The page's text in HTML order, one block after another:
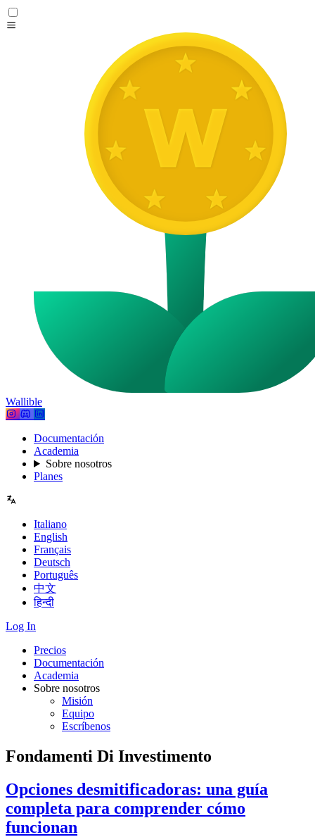
Wallible
Documentación
Academia
Sobre nosotros
Planes
Italiano
English
Français
Deutsch
Português
中文
हिन्दी
Log In
Precios
Documentación
Academia
Sobre nosotros
Misión
Equipo
Escríbenos
Fondamenti Di Investimento
Opciones desmitificadoras: una guía
completa para comprender cómo
funcionan